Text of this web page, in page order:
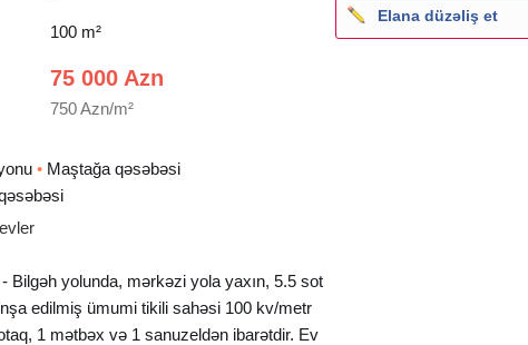
100 m²
75 000 Azn
750 Azn/m²
• Maştağa qəsəbəsi
Bilgəh yolunda, mərkəzi yola yaxın, 5.5 sot
edilmiş ümumi tikili sahəsi 100 kv/metr
1 mətbəx və 1 sanuzeldən ibarətdir. Ev
Elana düzəliş et